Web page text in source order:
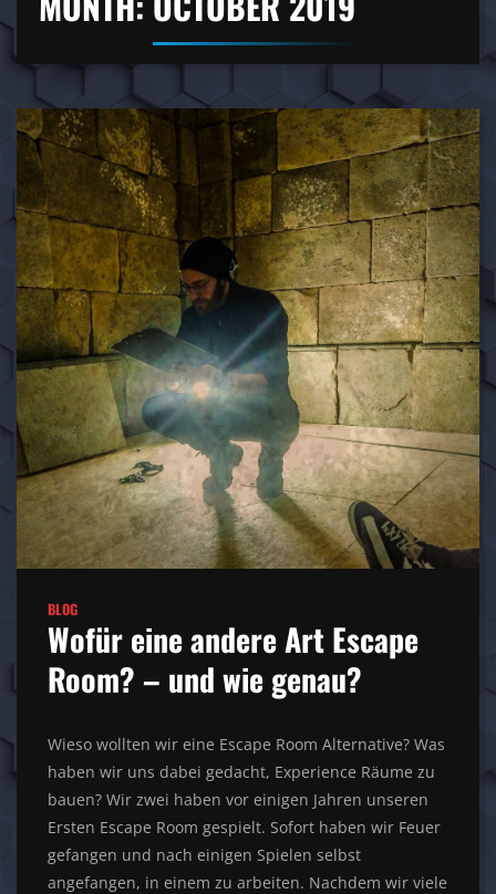
BLOG
Wofür eine andere Art Escape
Room? – und wie genau?
Wieso wollten wir eine Escape Room Alternative? Was
haben wir uns dabei gedacht, Experience Räume zu
bauen? Wir zwei haben vor einigen Jahren unseren
Ersten Escape Room gespielt. Sofort haben wir Feuer
gefangen und nach einigen Spielen selbst
angefangen, in einem zu arbeiten. Nachdem wir viele